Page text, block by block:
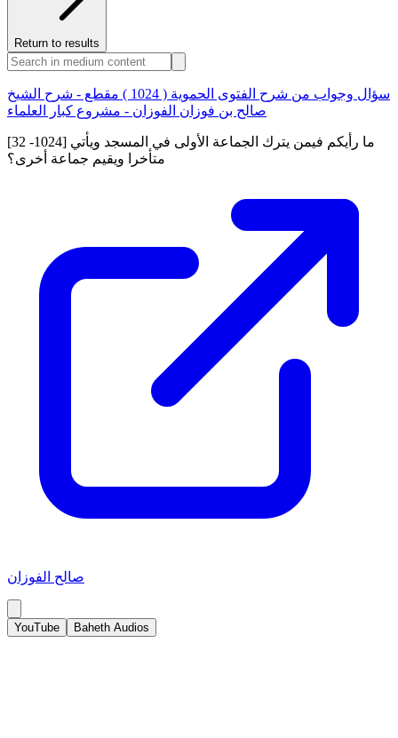
Return to results
سؤال وجواب من شرح الفتوى الحموية ( 1024 ) مقطع - شرح الشيخ
صالح بن فوزان الفوزان - مشروع كبار العلماء
[32 -1024] ما رأيكم فيمن يترك الجماعة الأولى في المسجد ويأتي
متأخرا ويقيم جماعة أخرى؟
صالح الفوزان
YouTube Baheth Audios